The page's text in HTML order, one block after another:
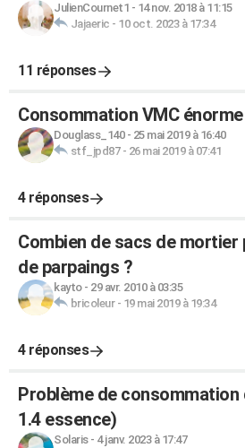
JulienCournet1 - 14 nov. 2018 à 11:15
Jajaeric - 10 oct. 2023 à 17:34
11 réponses
Consommation VMC
Douglass_140- 25 mai 2019 à 16:40
stf_jpd87- 26 mai 2019 à 07:41
4 réponses
Combien de sacs de mortier
de parpaings ?
kayto- 29 avr. 2010 à 03:35
bricoleur- 19 mai 2019 à 19:34
4 réponses
Problème de consommation
1.4 essence)
Solaris- 4 janv. 2023 à 17:47